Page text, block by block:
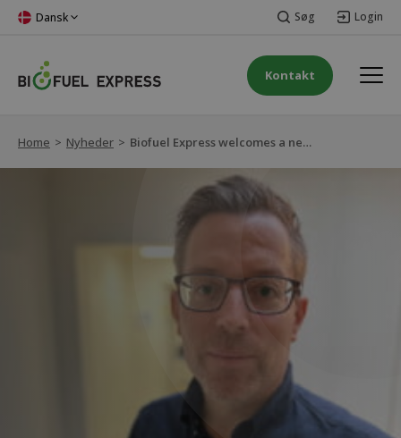
Dansk Søg Login
Kontakt
Home > Nyheder > Biofuel Express welcomes a new Customer Success Manager